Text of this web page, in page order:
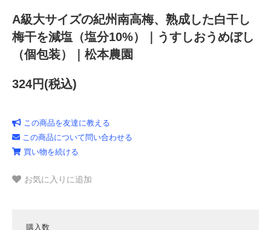
A級大サイズの紀州南高梅、熟成した白干し
梅干を減塩（塩分10%）｜うすしおうめぼし
（個包装）｜松本農園
324円(税込)
この商品を友達に教える
この商品について問い合わせる
買い物を続ける
お気に入りに追加
購入数